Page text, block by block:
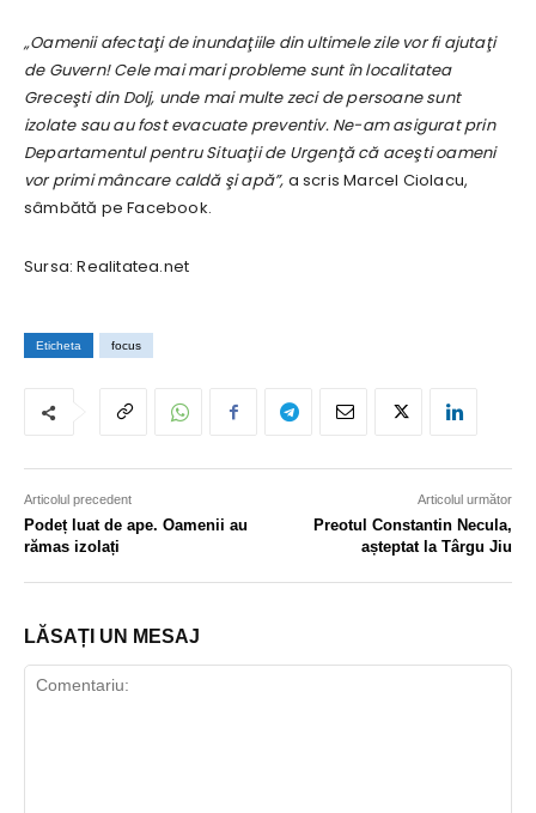
„Oamenii afectaţi de inundaţiile din ultimele zile vor fi ajutaţi
de Guvern! Cele mai mari probleme sunt în localitatea
Greceşti din Dolj, unde mai multe zeci de persoane sunt
izolate sau au fost evacuate preventiv. Ne-am asigurat prin
Departamentul pentru Situaţii de Urgenţă că aceşti oameni
vor primi mâncare caldă şi apă”, a scris Marcel Ciolacu,
sâmbătă pe Facebook.
Sursa: Realitatea.net
Eticheta focus
Articolul precedent
Podeț luat de ape. Oamenii au
rămas izolați
Articolul următor
Preotul Constantin Necula,
așteptat la Târgu Jiu
LĂSAȚI UN MESAJ